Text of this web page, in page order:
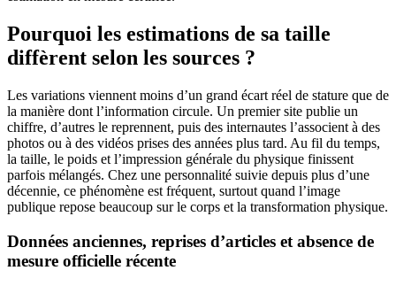
Pourquoi les estimations de sa taille
diffèrent selon les sources ?
Les variations viennent moins d’un grand écart réel de stature que de
la manière dont l’information circule. Un premier site publie un
chiffre, d’autres le reprennent, puis des internautes l’associent à des
photos ou à des vidéos prises des années plus tard. Au fil du temps,
la taille, le poids et l’impression générale du physique finissent
parfois mélangés. Chez une personnalité suivie depuis plus d’une
décennie, ce phénomène est fréquent, surtout quand l’image
publique repose beaucoup sur le corps et la transformation physique.
Données anciennes, reprises d’articles et absence de
mesure officielle récente